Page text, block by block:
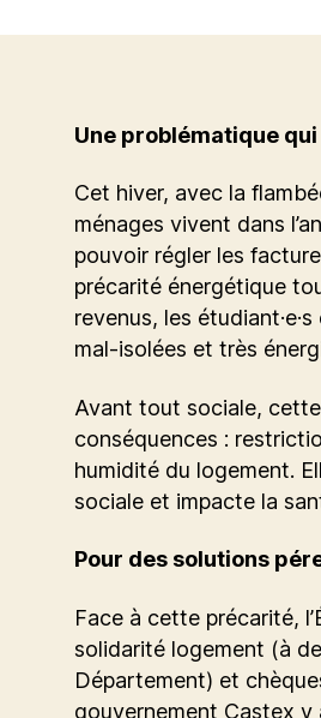
Une problématique
Cet hiver, avec la
ménages vivent dans
pouvoir régler les
précarité énergétique
revenus, les
mal-isolées et très
Avant tout sociale,
conséquences :
humidité du logement.
sociale et impacte la
Pour des solutions
Face à cette précarité,
solidarité logement (à
Département) et
gouvernement Castex